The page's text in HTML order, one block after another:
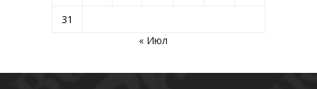
31
« Июл